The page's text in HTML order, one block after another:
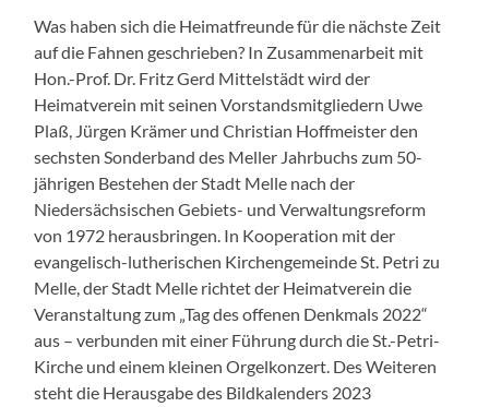
Was haben sich die Heimatfreunde für die nächste Zeit
auf die Fahnen geschrieben? In Zusammenarbeit mit
Hon.-Prof. Dr. Fritz Gerd Mittelstädt wird der
Heimatverein mit seinen Vorstandsmitgliedern Uwe
Plaß, Jürgen Krämer und Christian Hoffmeister den
sechsten Sonderband des Meller Jahrbuchs zum 50-
jährigen Bestehen der Stadt Melle nach der
Niedersächsischen Gebiets- und Verwaltungsreform
von 1972 herausbringen. In Kooperation mit der
evangelisch-lutherischen Kirchengemeinde St. Petri zu
Melle, der Stadt Melle richtet der Heimatverein die
Veranstaltung zum „Tag des offenen Denkmals 2022“
aus – verbunden mit einer Führung durch die St.-Petri-
Kirche und einem kleinen Orgelkonzert. Des Weiteren
steht die Herausgabe des Bildkalenders 2023